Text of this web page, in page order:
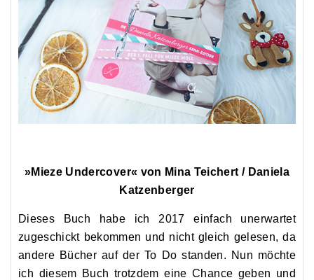
»Mieze Undercover« von Mina Teichert / Daniela
Katzenberger
Dieses Buch habe ich 2017 einfach unerwartet
zugeschickt bekommen und nicht gleich gelesen, da
andere Bücher auf der To Do standen. Nun möchte
ich diesem Buch trotzdem eine Chance geben und